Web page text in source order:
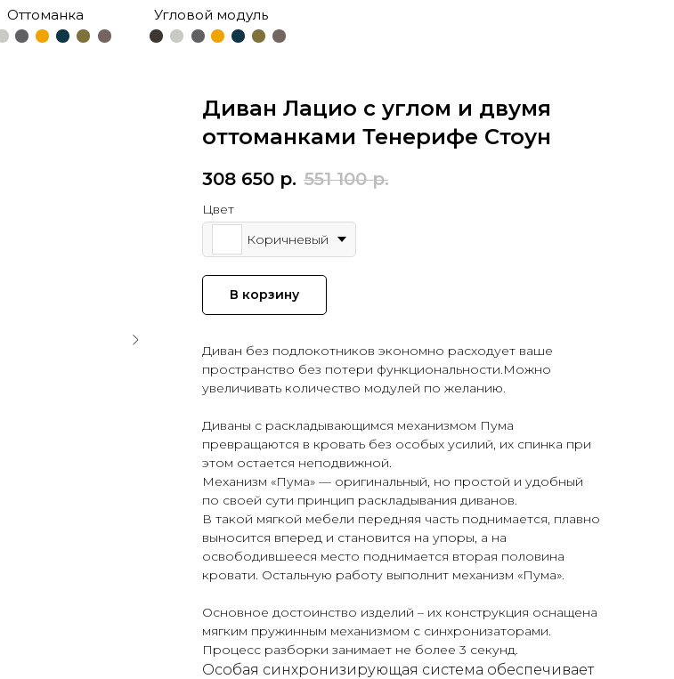
Оттоманка Угловой модуль
Диван Лацио с углом и двумя
оттоманками Тенерифе Стоун
308 650 р. 551 100 р.
Цвет
Коричневый
В корзину
Диван без подлокотников экономно расходует ваше
пространство без потери функциональности.Можно
увеличивать количество модулей по желанию.
Диваны с раскладывающимся механизмом Пума
превращаются в кровать без особых усилий, их спинка при
этом остается неподвижной.
Механизм «Пума» — оригинальный, но простой и удобный
по своей сути принцип раскладывания диванов.
В такой мягкой мебели передняя часть поднимается, плавно
выносится вперед и становится на упоры, а на
освободившееся место поднимается вторая половина
кровати. Остальную работу выполнит механизм «Пума».
Основное достоинство изделий – их конструкция оснащена
мягким пружинным механизмом с синхронизаторами.
Процесс разборки занимает не более 3 секунд.
Особая синхронизирующая система обеспечивает